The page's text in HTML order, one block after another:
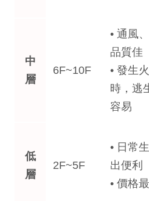
中
層
6F~10F
• 通風
品質佳
• 發生
時，逃
容易
低
層
2F~5F
• 日常
出便利
• 價格